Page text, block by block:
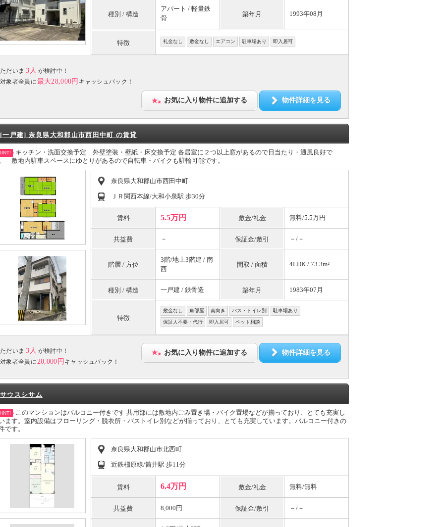
種別 / 構造
アパート / 軽量鉄
骨
築年月 1993年08月
特徴 礼金なし 敷金なし エアコン 駐車場あり 即入居可
ただいま 3人 が検討中！
対象者全員に最大28,000円 キャッシュバック！
お気に入り物件に追加する 物件詳細を見る
[一戸建] 奈良県大和郡山市西田中町 の賃貸
キッチン・洗面交換予定 外壁塗装・壁紙・床交換予定 各居室に２つ以上窓があるので日当たり・通風良好で
敷地内駐車スペースにゆとりがあるので自転車・バイクも駐輪可能です。
奈良県大和郡山市西田中町
ＪＲ関西本線/大和小泉駅 歩30分
賃料 5.5万円 敷金/礼金 無料/5.5万円
共益費 － 保証金/敷引 －/－
階層 / 方位
3階/地上3階建 / 南
西
間取 / 面積 4LDK / 73.3m²
種別 / 構造 一戸建 / 鉄骨造 築年月 1983年07月
特徴
敷金なし 角部屋 南向き バス・トイレ別 駐車場あり
保証人不要・代行 即入居可 ペット相談
ただいま 3人 が検討中！
対象者全員に20,000円 キャッシュバック！
お気に入り物件に追加する 物件詳細を見る
サウスシサム
このマンションはバルコニー付きです 共用部には敷地内ごみ置き場・バイク置場などが揃っており、とても充実し
ます。室内設備はフローリング・脱衣所・バストイレ別などが揃っており、とても充実しています。バルコニー付きの
です。
奈良県大和郡山市北西町
近鉄橿原線/筒井駅 歩11分
賃料 6.4万円 敷金/礼金 無料/無料
共益費 8,000円 保証金/敷引 －/－